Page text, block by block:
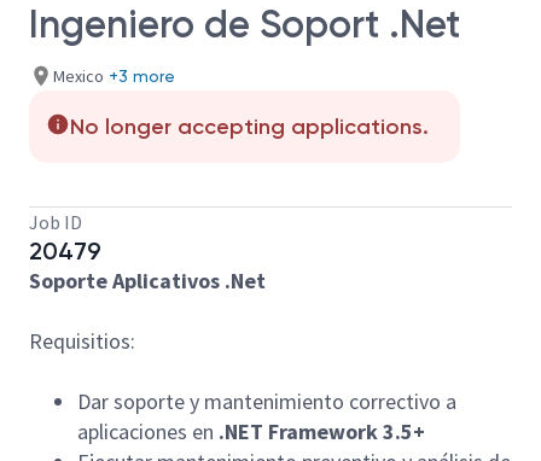
Ingeniero de Soport .Net
Mexico +3 more
No longer accepting applications.
Job ID
20479
Soporte Aplicativos .Net
Requisitios:
Dar soporte y mantenimiento correctivo a
aplicaciones en .NET Framework 3.5+